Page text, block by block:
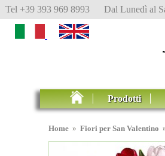
Tel +39 393 969 8993 Dal Lunedì al
Prodotti
Home » Fiori per San Valentino